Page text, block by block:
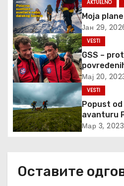
а
н
к
а
AKTUELNO
Moja
Јан 29,
VESTI
GSS –
prirodnih
Мај 20,
VESTI
Popust od
avanturu
Мар 3, 2023
Оставите